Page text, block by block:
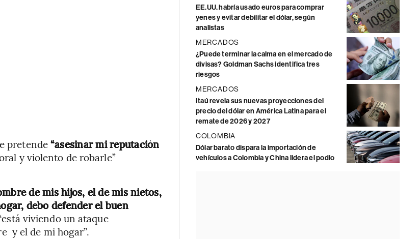
pretende“asesinar mi reputación
y violento de robarle”
de mis hijos, el de mis nietos,
debo defender el buen
viviendo un ataque
y el de mi hogar”.
EE.UU. habría usado euros para comprar
yenes y evitar debilitar el dólar, según
analistas
MERCADOS
¿Puede terminar la calma en el mercado de
divisas? Goldman Sachs identifica tres
riesgos
MERCADOS
Itaú revela sus nuevas proyecciones del
precio del dólar en América Latina para el
remate de 2026 y 2027
COLOMBIA
Dólar barato dispara la importación de
vehículos a Colombia y China lidera el podio